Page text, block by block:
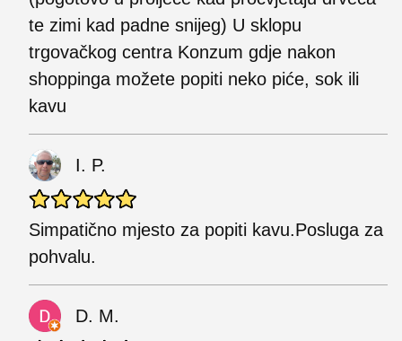
te zimi kad padne snijeg) U sklopu
trgovačkog centra Konzum gdje nakon
shoppinga možete popiti neko piće, sok ili
kavu
I. P.
Simpatično mjesto za popiti kavu.Posluga za
pohvalu.
D. M.